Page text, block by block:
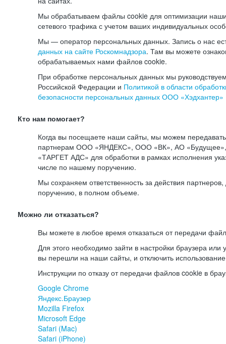
Мы обрабатываем файлы cookie для оптимизации
сетевого трафика с учетом ваших индивидуальных
Мы — оператор персональных данных. Запись о нас
данных на сайте Роскомнадзора. Там вы можете
обрабатываемых нами файлов cookie.
При обработке персональных данных мы
Российской Федерации и Политикой в области
безопасности персональных данных ООО «Хэдхантер»
Кто нам помогает?
Когда вы посещаете наши сайты, мы можем
партнерам ООО «ЯНДЕКС», ООО «ВК», АО
«ТАРГЕТ АДС» для обработки в рамках исполнения
числе по нашему поручению.
Мы сохраняем ответственность за действия
поручению, в полном объеме.
Можно ли отказаться?
Вы можете в любое время отказаться от передачи
Для этого необходимо зайти в настройки браузера или
вы перешли на наши сайты, и отключить
Инструкции по отказу от передачи файлов cookie в
Google Chrome
Яндекс.Браузер
Mozilla Firefox
Microsoft Edge
Safari (Mac)
Safari (iPhone)